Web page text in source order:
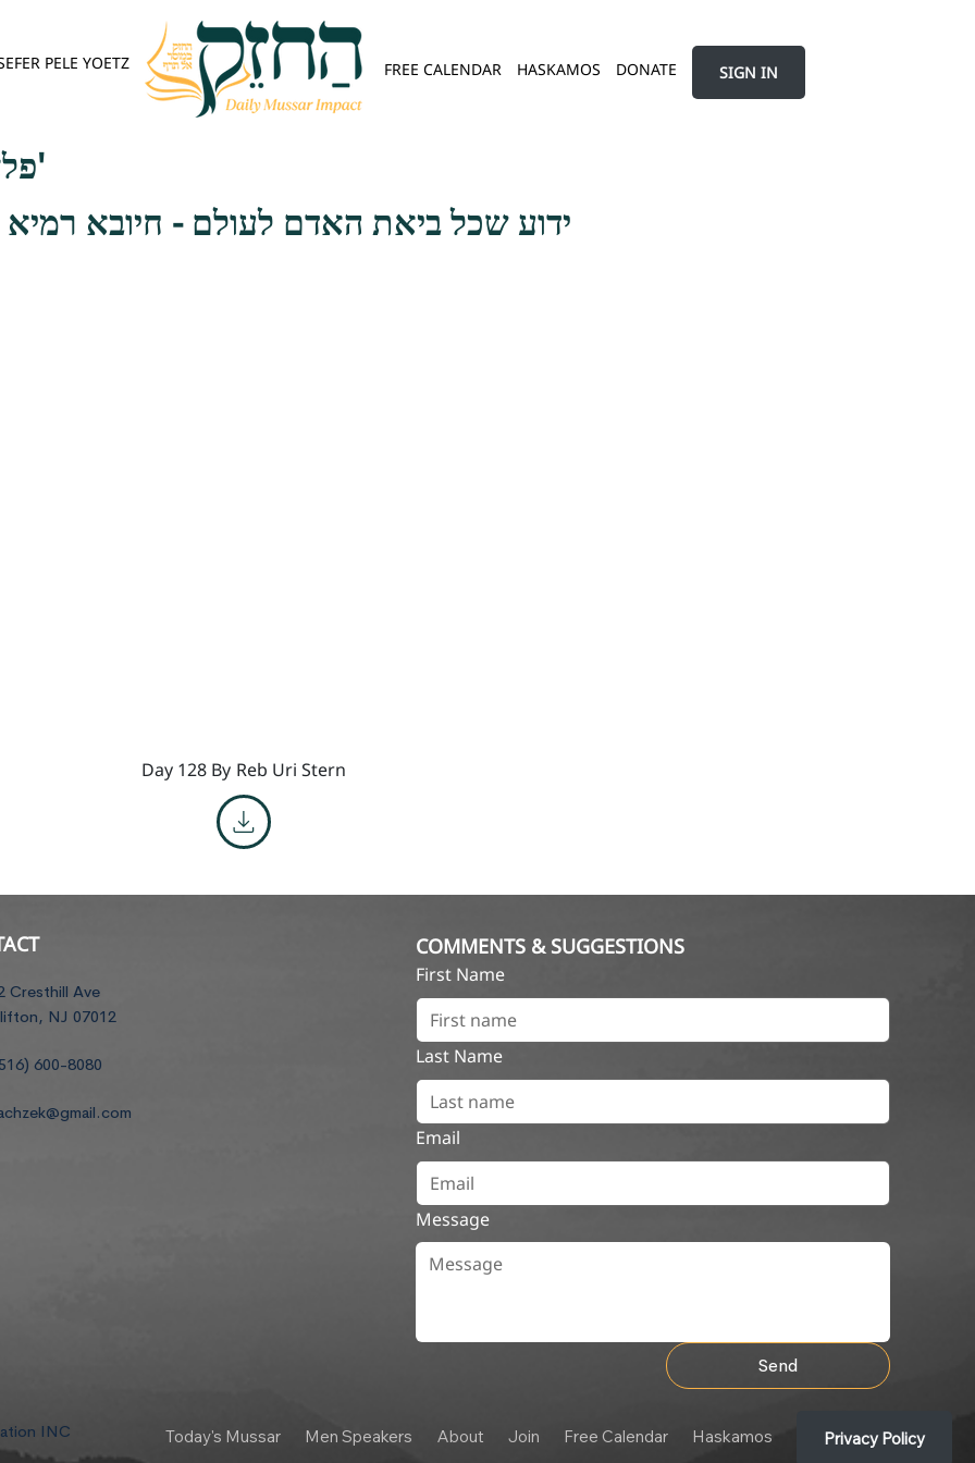
PELE YOETZ FREE CALENDAR HASKAMOS DONATE SIGN IN
פלא יועץ - אות ב'
ידוע שכל ביאת האדם לעולם - חיובא
Day 128 By Reb Uri Stern
Cresthill Ave
NJ 07012
600-8080
COMMENTS & SUGGESTIONS
First Name
Last Name
Email
Message
Send
INC Today's Mussar Men Speakers About Join Free Calendar Haskamos Privacy Policy